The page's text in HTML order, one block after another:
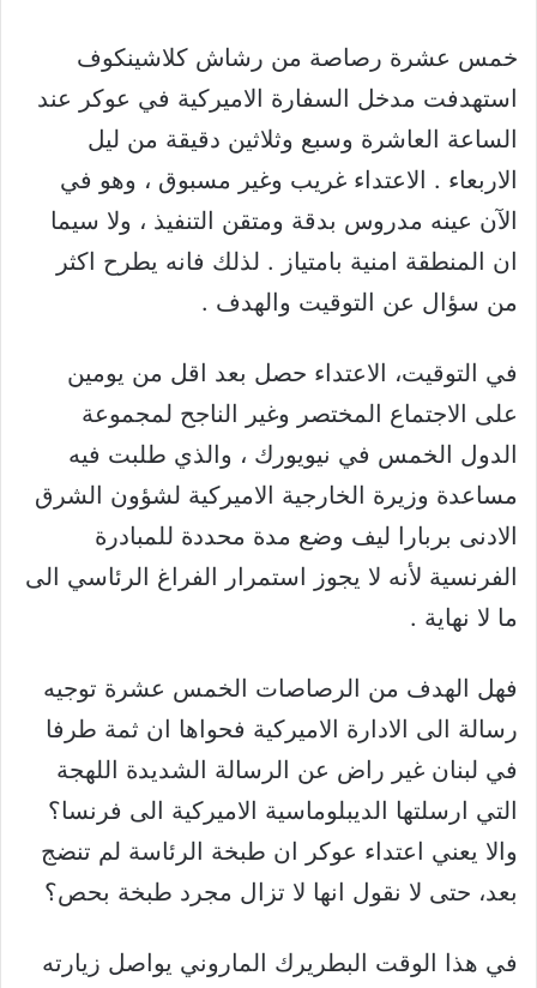
خمس عشرة رصاصة من رشاش كلاشينكوف
استهدفت مدخل السفارة الاميركية في عوكر عند
الساعة العاشرة وسبع وثلاثين دقيقة من ليل
الاربعاء . الاعتداء غريب وغير مسبوق ، وهو في
الآن عينه مدروس بدقة ومتقن التنفيذ ، ولا سيما
ان المنطقة امنية بامتياز . لذلك فانه يطرح اكثر
من سؤال عن التوقيت والهدف .
في التوقيت، الاعتداء حصل بعد اقل من يومين
على الاجتماع المختصر وغير الناجح لمجموعة
الدول الخمس في نيويورك ، والذي طلبت فيه
مساعدة وزيرة الخارجية الاميركية لشؤون الشرق
الادنى بربارا ليف وضع مدة محددة للمبادرة
الفرنسية لأنه لا يجوز استمرار الفراغ الرئاسي الى
ما لا نهاية .
فهل الهدف من الرصاصات الخمس عشرة توجيه
رسالة الى الادارة الاميركية فحواها ان ثمة طرفا
في لبنان غير راض عن الرسالة الشديدة اللهجة
التي ارسلتها الديبلوماسية الاميركية الى فرنسا؟
والا يعني اعتداء عوكر ان طبخة الرئاسة لم تنضج
بعد، حتى لا نقول انها لا تزال مجرد طبخة بحص؟
في هذا الوقت البطريرك الماروني يواصل زيارته